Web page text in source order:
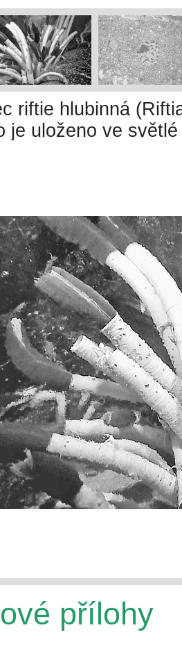
riftie hlubinná
je uloženo ve
Okeanos
využití.
přílohy